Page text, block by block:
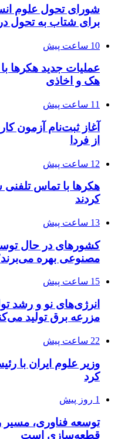
شورای تحول علوم
برای شتاب به تحول
10 ساعت پیش
عملیات جدید هکرها
هک و اخاذی
11 ساعت پیش
آغاز ثبت‌نام‌ آزمون
از فردا
12 ساعت پیش
هکرها با تماس
کردند
13 ساعت پیش
کشورهای در حال
مصنوعی بهره
15 ساعت پیش
انرژی‌های نو و رشد
مزرعه‌ برق تولید
22 ساعت پیش
وزیر علوم ایران با
کرد
1 روز پیش
توسعه فناوری،
قطعه‌سازی است